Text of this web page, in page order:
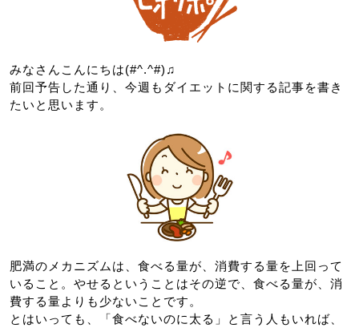
みなさんこんにちは(#^.^#)♫
前回予告した通り、今週もダイエットに関する記事を書き
たいと思います。
肥満のメカニズムは、食べる量が、消費する量を上回って
いること。やせるということはその逆で、食べる量が、消
費する量よりも少ないことです。
とはいっても、「食べないのに太る」と言う人もいれば、